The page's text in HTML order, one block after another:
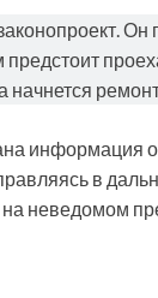
начнется
информация
в
неведомом